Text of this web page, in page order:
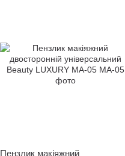
Пензлик макіяжний